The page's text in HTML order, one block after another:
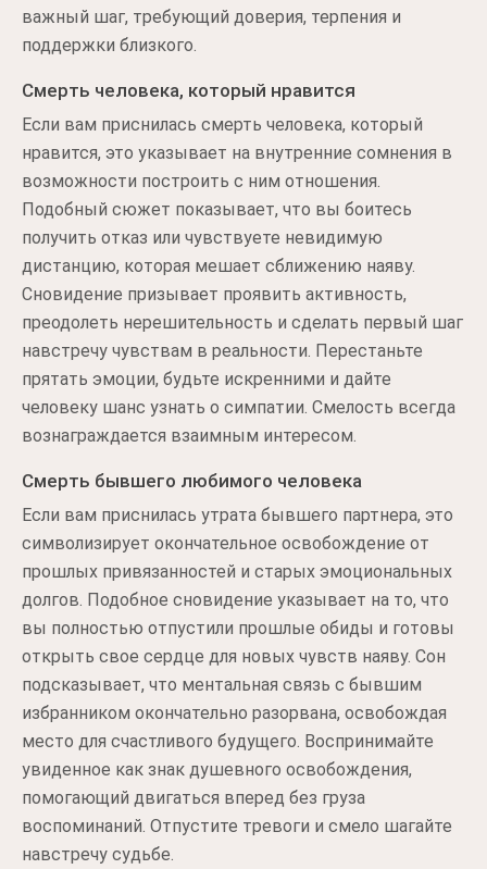
важный шаг, требующий доверия, терпения и
поддержки близкого.
Смерть человека, который нравится
Если вам приснилась смерть человека, который
нравится, это указывает на внутренние сомнения в
возможности построить с ним отношения.
Подобный сюжет показывает, что вы боитесь
получить отказ или чувствуете невидимую
дистанцию, которая мешает сближению наяву.
Сновидение призывает проявить активность,
преодолеть нерешительность и сделать первый шаг
навстречу чувствам в реальности. Перестаньте
прятать эмоции, будьте искренними и дайте
человеку шанс узнать о симпатии. Смелость всегда
вознаграждается взаимным интересом.
Смерть бывшего любимого человека
Если вам приснилась утрата бывшего партнера, это
символизирует окончательное освобождение от
прошлых привязанностей и старых эмоциональных
долгов. Подобное сновидение указывает на то, что
вы полностью отпустили прошлые обиды и готовы
открыть свое сердце для новых чувств наяву. Сон
подсказывает, что ментальная связь с бывшим
избранником окончательно разорвана, освобождая
место для счастливого будущего. Воспринимайте
увиденное как знак душевного освобождения,
помогающий двигаться вперед без груза
воспоминаний. Отпустите тревоги и смело шагайте
навстречу судьбе.